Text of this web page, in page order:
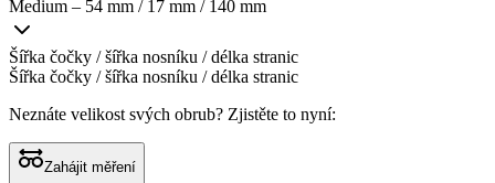
Medium – 54 mm / 17 mm / 140 mm
Šířka čočky / šířka nosníku / délka stranic
Šířka čočky / šířka nosníku / délka stranic
Neznáte velikost svých obrub? Zjistěte to nyní:
Zahájit měření